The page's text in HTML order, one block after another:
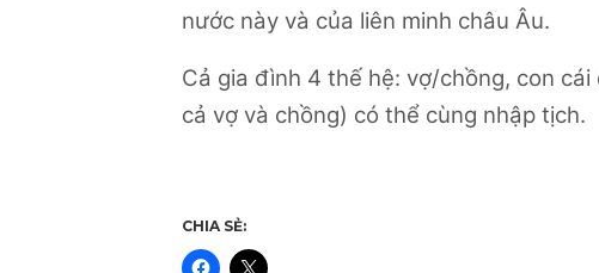
nước này và của liên minh châu Âu.
Cả gia đình 4 thế hệ: vợ/chồng, con
cả vợ và chồng) có thể cùng nhập tịch.
CHIA SẺ: